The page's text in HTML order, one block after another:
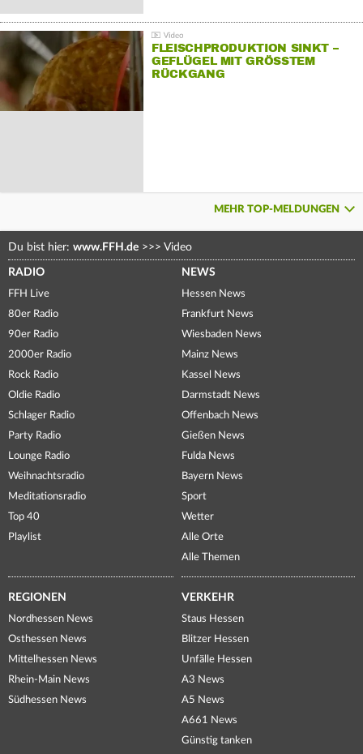
FLEISCHPRODUKTION SINKT –
GEFLÜGEL MIT GRÖSSTEM R
ÜCKGANG
MEHR TOP-MELDUNGEN
Du bist hier: www.FFH.de >>> Video
RADIO
FFH Live
80er Radio
90er Radio
2000er Radio
Rock Radio
Oldie Radio
Schlager Radio
Party Radio
Lounge Radio
Weihnachtsradio
Meditationsradio
Top 40
Playlist
NEWS
Hessen News
Frankfurt News
Wiesbaden News
Mainz News
Kassel News
Darmstadt News
Offenbach News
Gießen News
Fulda News
Bayern News
Sport
Wetter
Alle Orte
Alle Themen
REGIONEN
Nordhessen News
Osthessen News
Mittelhessen News
Rhein-Main News
Südhessen News
VERKEHR
Staus Hessen
Blitzer Hessen
Unfälle Hessen
A3 News
A5 News
A661 News
Günstig tanken